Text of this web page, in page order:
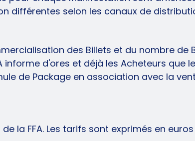
différentes selon les canaux de
des Billets et du nombre
informe d'ores et déjà les Acheteurs
de Package en association avec la
la FFA. Les tarifs sont exprimés en